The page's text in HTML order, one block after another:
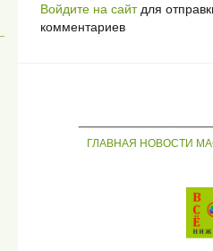
Войдите на сайтдля
комментариев
ГЛАВНАЯ НОВОСТИ